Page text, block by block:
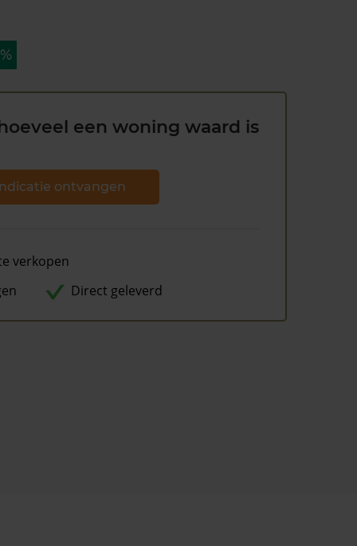
een woning waard is
ontvangen
verkopen
Direct geleverd